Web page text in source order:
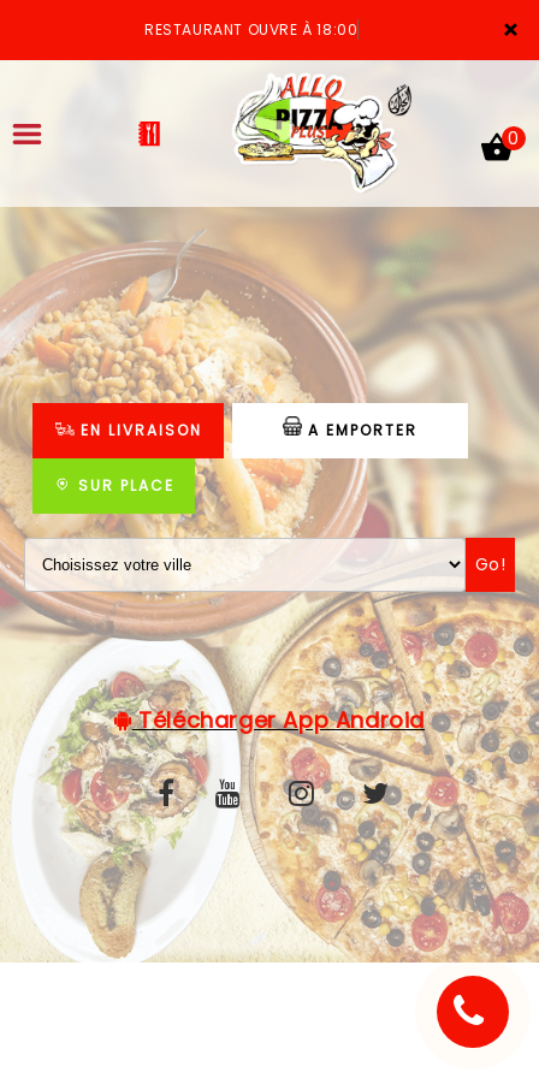
×
RESTAURANT OUVRE À 18:00
ACCUEIL
LA CARTE
VOTRE COMPTE
NOTRE RESTAURANT
VOS AVIS
MENTIONS LÉGALES
0
EN LIVRAISON A EMPORTER
SUR PLACE
Go!
Télécharger App Android